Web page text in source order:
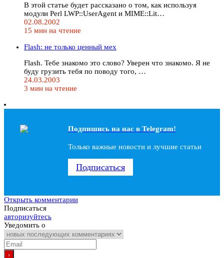
В этой статье будет рассказано о том, как используя
модули Perl LWP::UserAgent и MIME::Lit…
02.08.2002
15 мин на чтение
Flash: не только ценный мех
Flash. Тебе знакомо это слово? Уверен что знакомо. Я не
буду грузить тебя по поводу того, …
24.03.2003
3 мин на чтение
Подпишись на наc в Telegram!
Только важные новости и лучшие статьи
Подписаться
Открыть комментарии
Подписаться
авторизуйтесь
Уведомить о